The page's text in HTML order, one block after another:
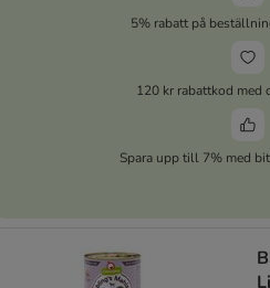
5% rabatt på
120 kr rabattkod med
Spara upp till 7% med